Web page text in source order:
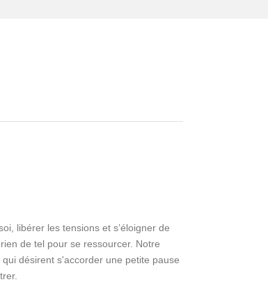
libérer les tensions et s’éloigner de
de tel pour se ressourcer. Notre
désirent s'accorder une petite pause